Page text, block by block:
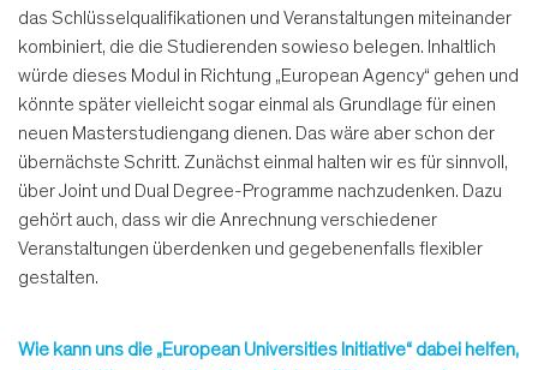
das Schlüsselqualifikationen und Veranstaltungen miteinander
kombiniert, die die Studierenden sowieso belegen. Inhaltlich
würde dieses Modul in Richtung „European Agency“ gehen und
könnte später vielleicht sogar einmal als Grundlage für einen
neuen Masterstudiengang dienen. Das wäre aber schon der
übernächste Schritt. Zunächst einmal halten wir es für sinnvoll,
über Joint und Dual Degree-Programme nachzudenken. Dazu
gehört auch, dass wir die Anrechnung verschiedener
Veranstaltungen überdenken und gegebenenfalls flexibler
gestalten.
Wie kann uns die „European Universities Initiative“ dabei helfen,